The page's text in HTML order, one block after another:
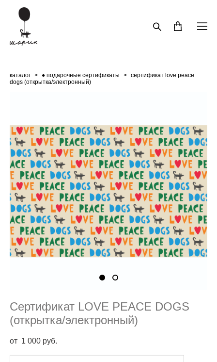
каталог > ● подарочные сертификаты > сертификат love peace
dogs (открытка/электронный)
Сертификат LOVE PEACE DOGS
(открытка/электронный)
от 1 000 pуб.